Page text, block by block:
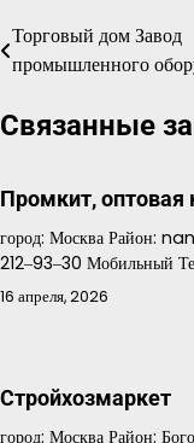
Навигация
по
записям
Торговый дом Завод
промышленного
Связанные
Промкит, оптовая
город: Москва Район:
212‒93‒30 Мобильный
16 апреля, 2026
Стройхозмаркет
город: Москва Район: